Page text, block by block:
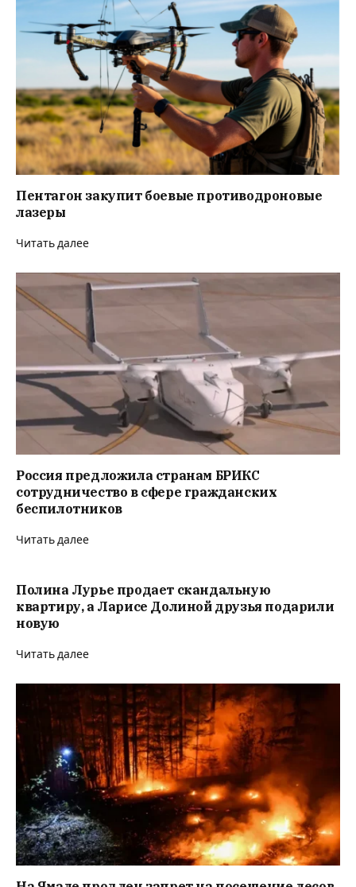
Пентагон закупит боевые противодроновые
лазеры
Читать далее
Россия предложила странам БРИКС
сотрудничество в сфере гражданских
беспилотников
Читать далее
Полина Лурье продает скандальную
квартиру, а Ларисе Долиной друзья подарили
новую
Читать далее